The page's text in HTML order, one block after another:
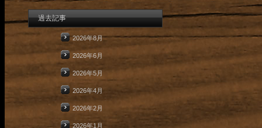
過去記事
2026年8月
2026年6月
2026年5月
2026年4月
2026年2月
2026年1月